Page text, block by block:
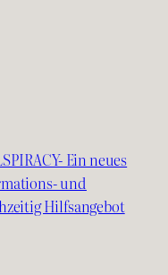
Ein neues
und
Hilfsangebot